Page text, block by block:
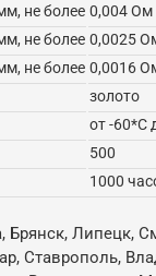
не более 0,004 Ом
не более 0,0025
не более 0,0016
золото
от -60*С
500
1000
Брянск, Липецк,
Ставрополь,